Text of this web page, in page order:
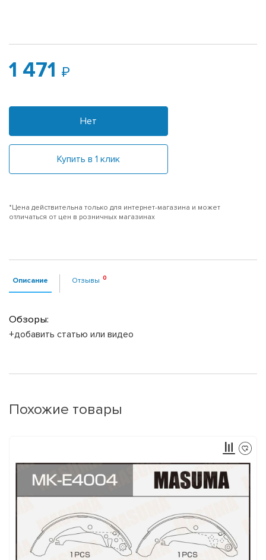
1 471
Нет
Купить в 1 клик
*Цена действительна только для интернет-магазина и может
отличаться от цен в розничных магазинах
Описание Отзывы
Обзоры:
+добавить статью или видео
Похожие товары